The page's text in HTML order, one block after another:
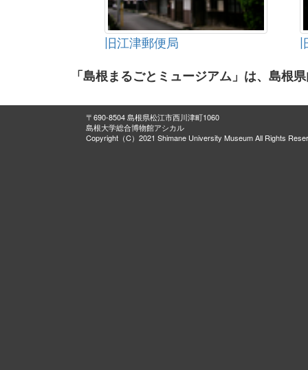
旧江津郵便局
「島根まるごとミュージアム」は、島根
〒690-8504 島根県松江市西川津町1060
島根大学総合博物館アシカル
Copyright（C）2021 Shimane University Museum All Rights